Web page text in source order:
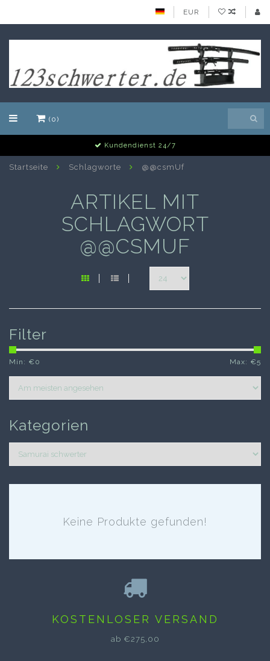
EUR
(0)
Kundendienst 24/7
Startseite Schlagworte @@csmUf
ARTIKEL MIT
SCHLAGWORT
@@CSMUF
Filter
Min: €0 Max: €5
Kategorien
Keine Produkte gefunden!
KOSTENLOSER VERSAND
ab €275,00